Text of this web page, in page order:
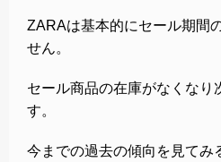
ZARAは基本的にセール期間
せん。
セール商品の在庫がなくなり
す。
今までの過去の傾向を見てみ